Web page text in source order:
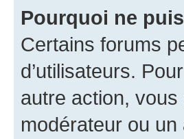
Pourquoi ne
Certains forums
d’utilisateurs.
autre action,
modérateur ou